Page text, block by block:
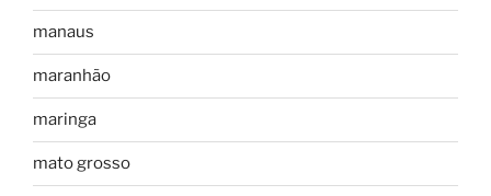
manaus
maranhão
maringa
mato grosso